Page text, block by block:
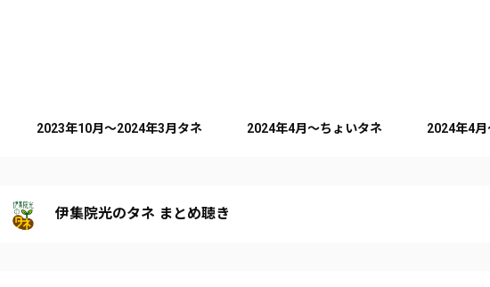
2023年10月～2024年3月タネ 2024年4月～ちょいタネ 2024年4月
伊集院光のタネ まとめ聴き